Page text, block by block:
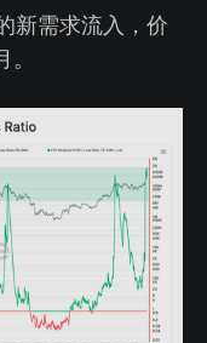
新需求流入，价